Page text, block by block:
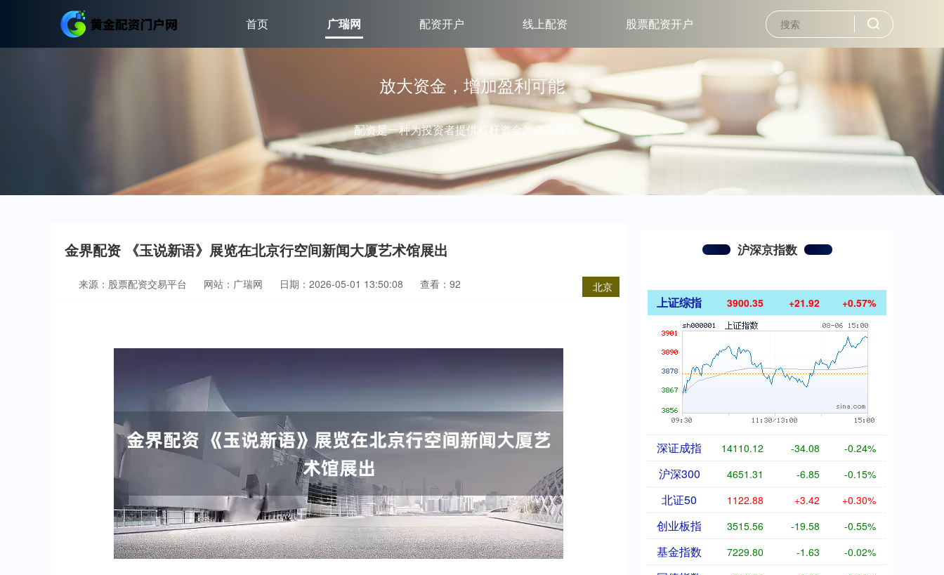
首页 广瑞网 配资开户 线上配资 股票配资开户
放大资金，增加盈利可能
配资是一种为投资者提供杠杆资金的金融服务！
金界配资 《玉说新语》展览在北京行空间新闻大厦艺术馆展出
北京
来源：股票配资交易平台 网站：广瑞网 日期：2026-05-01 13:50:08 查看：92
沪深京指数
上证综指 3900.35 +21.92 +0.57%
深证成指 14110.12 -34.08 -0.24%
沪深300 4651.31 -6.85 -0.15%
北证50 1122.88 +3.42 +0.30%
创业板指 3515.56 -19.58 -0.55%
基金指数 7229.80 -1.63 -0.02%